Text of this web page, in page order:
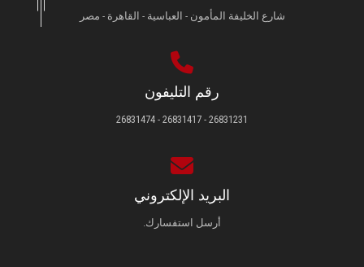
شارع الخليفة المأمون - العباسية - القاهرة - مصر
رقم التليفون
26831231 - 26831417 - 26831474
البريد الإلكتروني
أرسل استفسارك.